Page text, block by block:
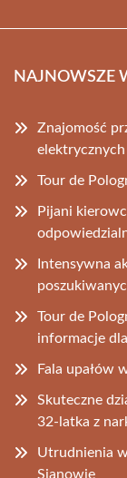
NAJNOWSZE
Znajomość
Tour de
Pijani
Intensywna
Tour de
informacje
Fala upałów
Skuteczne
32-latka z
Utrudnienia
Sianowie